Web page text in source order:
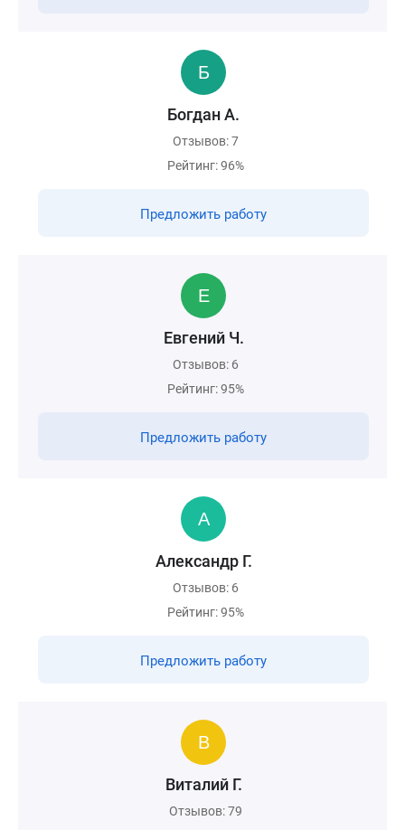
Богдан А.
Отзывов: 7
Рейтинг: 96%
Предложить работу
Евгений Ч.
Отзывов: 6
Рейтинг: 95%
Предложить работу
Александр Г.
Отзывов: 6
Рейтинг: 95%
Предложить работу
Виталий Г.
Отзывов: 79